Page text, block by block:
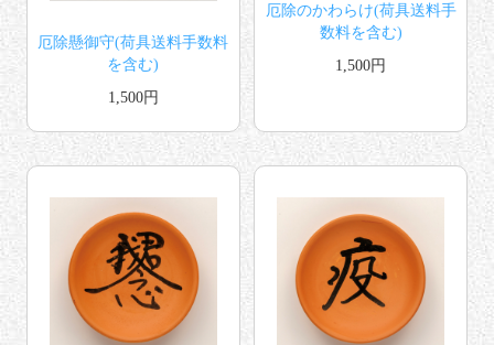
厄除懸御守(荷具送料手数料
を含む)
1,500円
厄除のかわらけ(荷具送料手
数料を含む)
1,500円